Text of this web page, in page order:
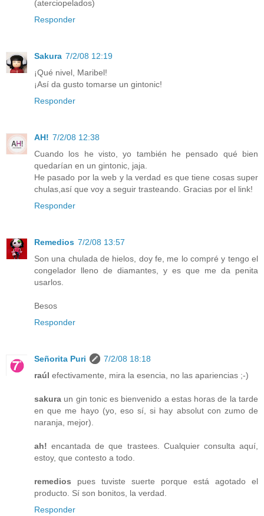
(aterciopelados)
Responder
Sakura 7/2/08 12:19
¡Qué nivel, Maribel!
¡Así da gusto tomarse un gintonic!
Responder
AH! 7/2/08 12:38
Cuando los he visto, yo también he pensado qué bien
quedarían en un gintonic, jaja.
He pasado por la web y la verdad es que tiene cosas super
chulas,así que voy a seguir trasteando. Gracias por el link!
Responder
Remedios 7/2/08 13:57
Son una chulada de hielos, doy fe, me lo compré y tengo el
congelador lleno de diamantes, y es que me da penita
usarlos.
Besos
Responder
Señorita Puri
7/2/08 18:18
raúl efectivamente, mira la esencia, no las apariencias ;-)
sakura un gin tonic es bienvenido a estas horas de la tarde
en que me hayo (yo, eso sí, si hay absolut con zumo de
naranja, mejor).
ah! encantada de que trastees. Cualquier consulta aquí,
estoy, que contesto a todo.
remedios pues tuviste suerte porque está agotado el
producto. Sí son bonitos, la verdad.
Responder